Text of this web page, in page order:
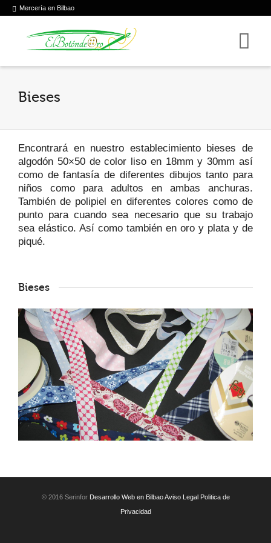
Mercería en Bilbao
Bieses
Encontrará en nuestro establecimiento bieses de
algodón 50×50 de color liso en 18mm y 30mm así
como de fantasía de diferentes dibujos tanto para
niños como para adultos en ambas anchuras.
También de polipiel en diferentes colores como de
punto para cuando sea necesario que su trabajo
sea elástico. Así como también en oro y plata y de
piqué.
Bieses
© 2016 Serinfor Desarrollo Web en Bilbao Aviso Legal Politica de
Privacidad